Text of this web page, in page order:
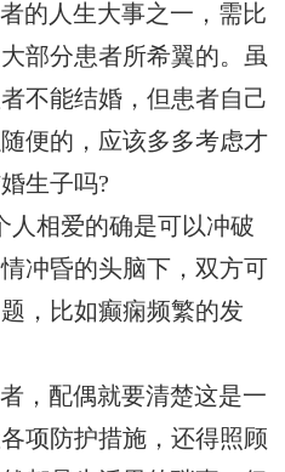
的人生大事之一，需比
部分患者所希翼的。虽
不能结婚，但患者自己
便的，应该多多考虑才
生子吗?
人相爱的确是可以冲破
冲昏的头脑下，双方可
，比如癫痫频繁的发
，配偶就要清楚这是一
项防护措施，还得照顾